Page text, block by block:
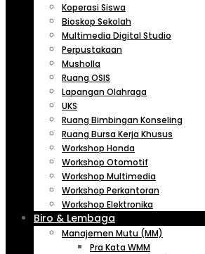
Koperasi Siswa
Bioskop Sekolah
Multimedia Digital Studio
Perpustakaan
Musholla
Ruang OSIS
Lapangan Olahraga
UKS
Ruang Bimbingan Konseling
Ruang Bursa Kerja Khusus
Workshop Honda
Workshop Otomotif
Workshop Multimedia
Workshop Perkantoran
Workshop Elektronika
Biro & Lembaga
Manajemen Mutu (MM)
Pra Kata WMM